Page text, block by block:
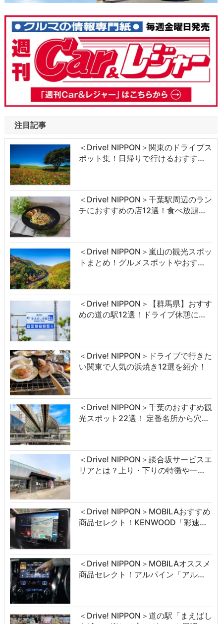
注目記事
＜Drive! NIPPON＞関東のドライブス
ポット集！日帰りで行けるおすす…
＜Drive! NIPPON＞千葉駅周辺のラン
チにおすすめの店12選！食べ放題…
＜Drive! NIPPON＞嵐山の観光スポッ
トまとめ！グルメスポットやおす…
＜Drive! NIPPON＞【群馬県】おすす
めの道の駅12選！ドライブ休憩に…
＜Drive! NIPPON＞ドライブで行きた
い関東で人気の浜焼き12選を紹介！
＜Drive! NIPPON＞千葉のおすすめ観
光スポット22選！ 定番名所から穴…
＜Drive! NIPPON＞談合坂サービスエ
リアとは？上り・下りの特徴や一…
＜Drive! NIPPON＞MOBILAおすすめ
商品セレクト！KENWOOD「彩速…
＜Drive! NIPPON＞MOBILAオススメ
商品セレクト！アルパイン「アル…
＜Drive! NIPPON＞道の駅「まえばし